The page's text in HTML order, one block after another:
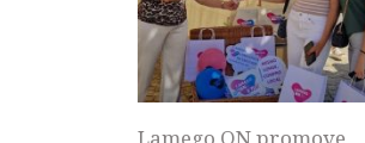
Lamego ON promove